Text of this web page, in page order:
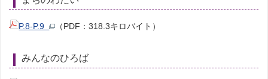
P.8-P.9 （PDF：318.3キロバイト）
みんなのひろば